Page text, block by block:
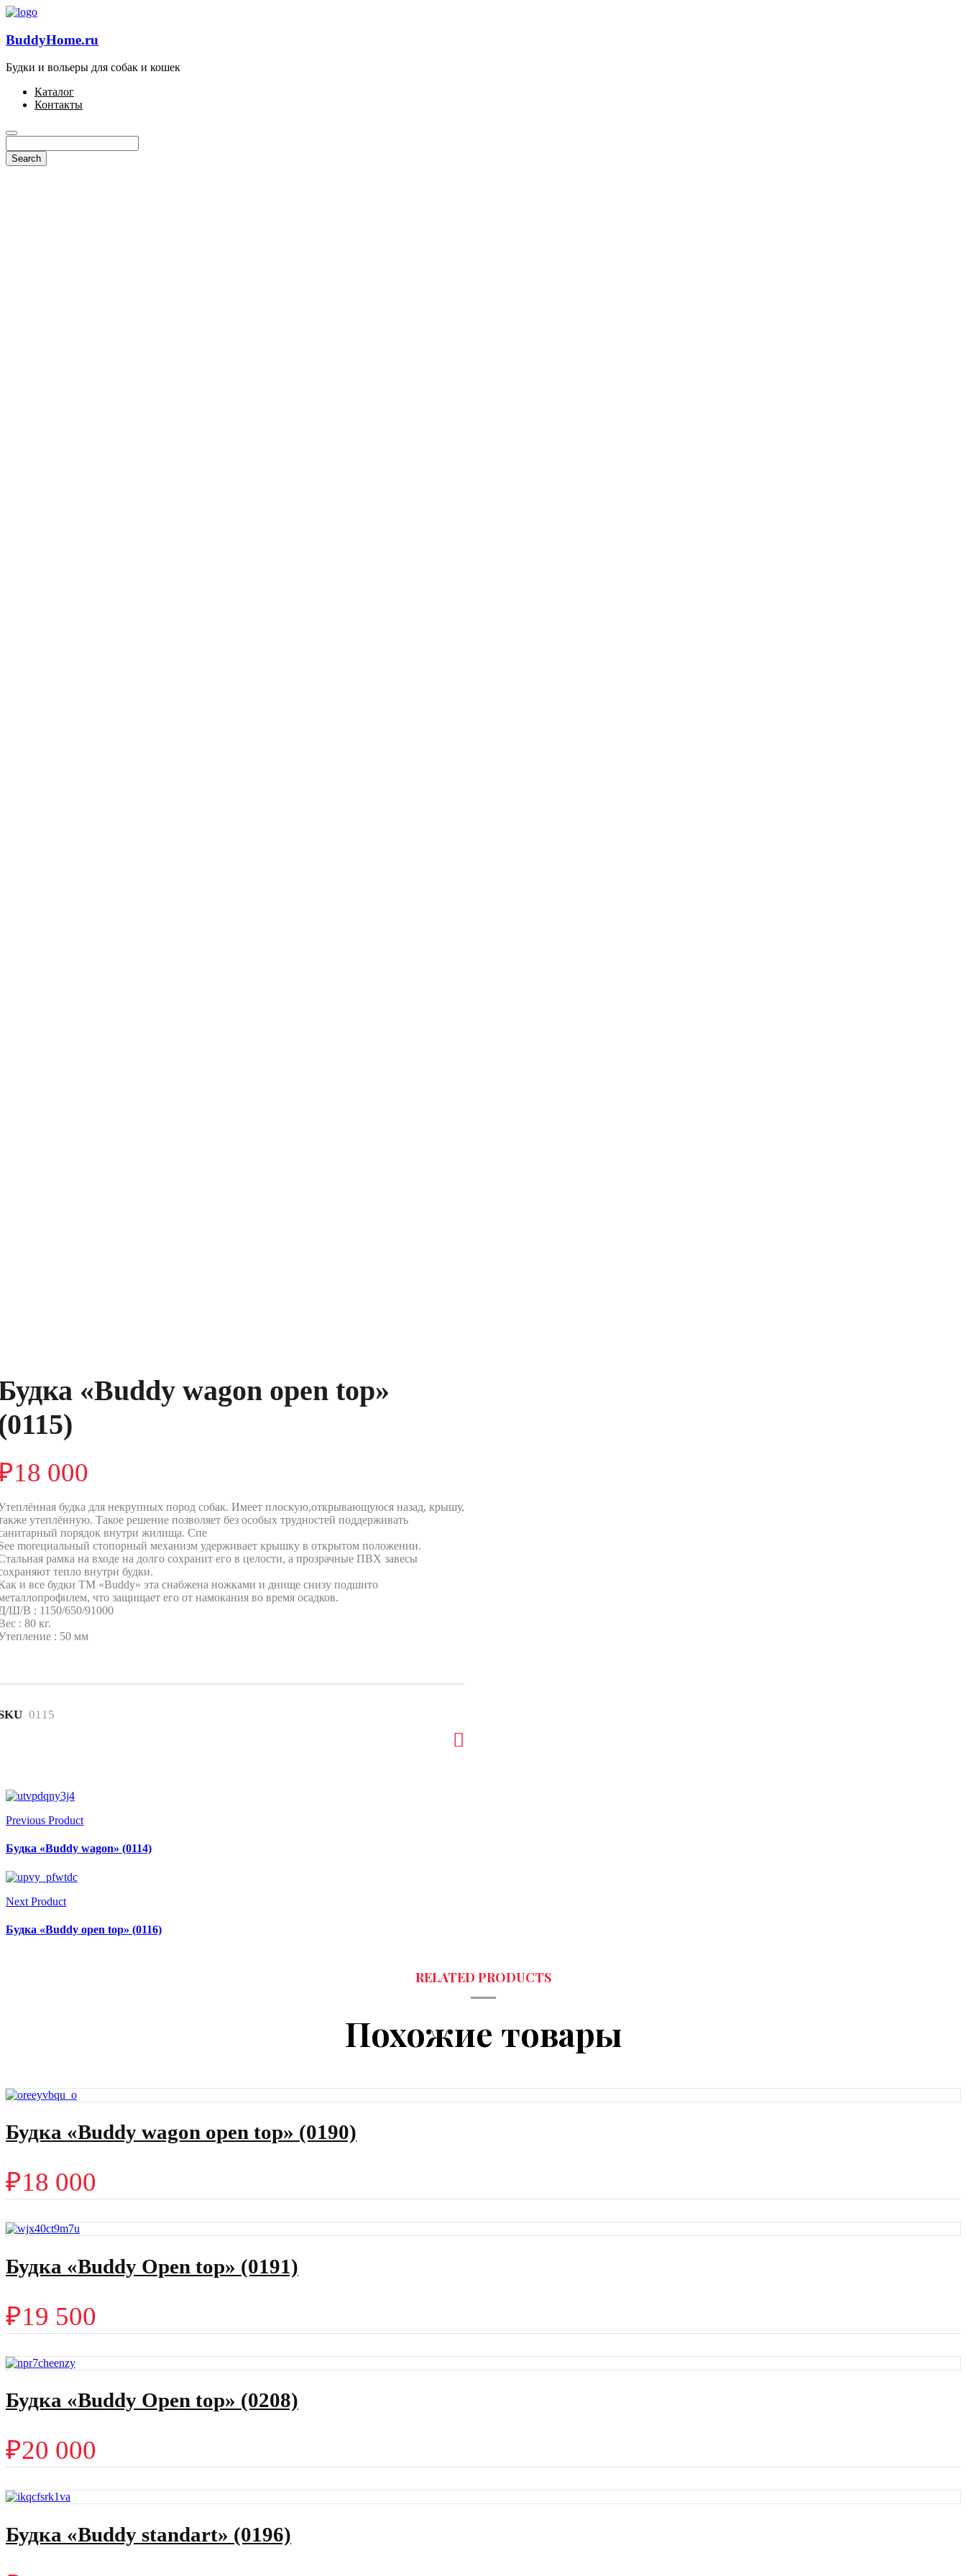
BuddyHome.ru
Будки и вольеры для собак и кошек
Каталог
Контакты
«Buddy wagon open top»
18 000
будка для некрупных пород собак. Имеет плоскую,открывающуюся назад, крышу,
утеплённую. Такое решение позволяет без особых трудностей поддерживать
порядок внутри жилища. Спе
moreциальный стопорный механизм удерживает крышку в открытом положении.
рамка на входе на долго сохранит его в целости, а прозрачные ПВХ завесы
тепло внутри будки.
и все будки ТМ «Buddy» эта снабжена ножками и днище снизу подшито
что защищает его от намокания во время осадков.
Ш/В : 1150/650/91000
: 80 кг.
: 50 мм
0115
Previous Product
Будка «Buddy wagon» (0114)
Next Product
Будка «Buddy open top» (0116)
Похожие товары
Будка «Buddy wagon open top» (0190)
₽18 000
Будка «Buddy Open top» (0191)
₽19 500
Будка «Buddy Open top» (0208)
₽20 000
Будка «Buddy standart» (0196)